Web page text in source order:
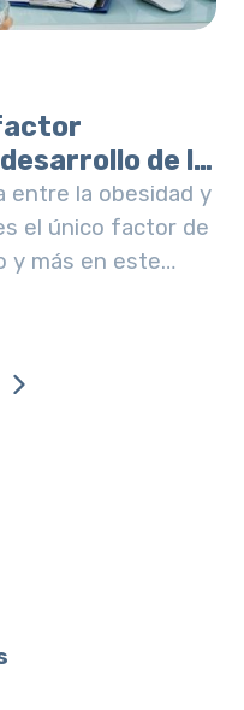
de la
entre la obesidad y
el único factor de
y más en este
mellitus tipo 2 y